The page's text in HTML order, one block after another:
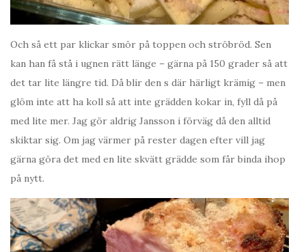
Och så ett par klickar smör på toppen och ströbröd. Sen
kan han få stå i ugnen rätt länge – gärna på 150 grader så att
det tar lite längre tid. Då blir den s där härligt krämig – men
glöm inte att ha koll så att inte grädden kokar in, fyll då på
med lite mer. Jag gör aldrig Jansson i förväg då den alltid
skiktar sig. Om jag värmer på rester dagen efter vill jag
gärna göra det med en lite skvätt grädde som får binda ihop
på nytt.